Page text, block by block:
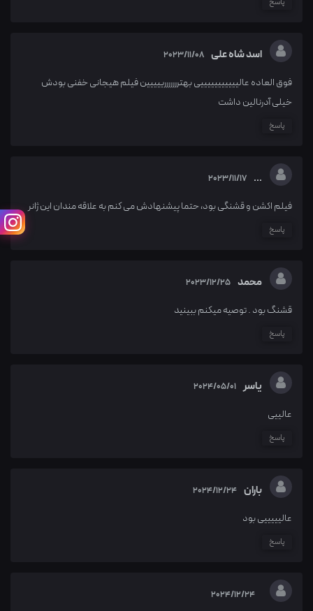
اسد شاه علی 2023/11/08
فوق العاده عالیییییییییییی بهترررررررییییین فیلم هیجانی خفنی بودش
خیلی آدرنالین داشت
پاسخ
...
2023/11/17
فیلم اکشن و قشنگی بود، حتما پیشنهادش می کنم به علاقه مندان این ژانر
پاسخ
محمد 2023/12/25
قشنگ بود . توصیه میکنم ببینید
پاسخ
یاسر 2024/05/01
عالییی
پاسخ
باران 2024/12/24
عالیییییی بود
پاسخ
2024/12/24